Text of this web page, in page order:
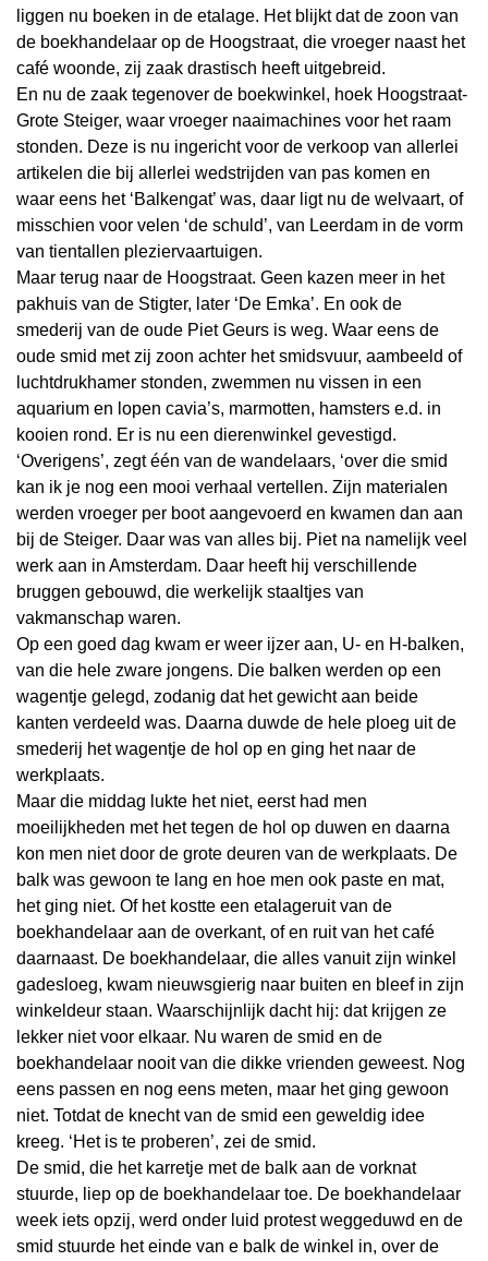
liggen nu boeken in de etalage. Het blijkt dat de zoon van
de boekhandelaar op de Hoogstraat, die vroeger naast het
café woonde, zij zaak drastisch heeft uitgebreid.
En nu de zaak tegenover de boekwinkel, hoek Hoogstraat-
Grote Steiger, waar vroeger naaimachines voor het raam
stonden. Deze is nu ingericht voor de verkoop van allerlei
artikelen die bij allerlei wedstrijden van pas komen en
waar eens het ‘Balkengat’ was, daar ligt nu de welvaart, of
misschien voor velen ‘de schuld’, van Leerdam in de vorm
van tientallen pleziervaartuigen.
Maar terug naar de Hoogstraat. Geen kazen meer in het
pakhuis van de Stigter, later ‘De Emka’. En ook de
smederij van de oude Piet Geurs is weg. Waar eens de
oude smid met zij zoon achter het smidsvuur, aambeeld of
luchtdrukhamer stonden, zwemmen nu vissen in een
aquarium en lopen cavia’s, marmotten, hamsters e.d. in
kooien rond. Er is nu een dierenwinkel gevestigd.
‘Overigens’, zegt één van de wandelaars, ‘over die smid
kan ik je nog een mooi verhaal vertellen. Zijn materialen
werden vroeger per boot aangevoerd en kwamen dan aan
bij de Steiger. Daar was van alles bij. Piet na namelijk veel
werk aan in Amsterdam. Daar heeft hij verschillende
bruggen gebouwd, die werkelijk staaltjes van
vakmanschap waren.
Op een goed dag kwam er weer ijzer aan, U- en H-balken,
van die hele zware jongens. Die balken werden op een
wagentje gelegd, zodanig dat het gewicht aan beide
kanten verdeeld was. Daarna duwde de hele ploeg uit de
smederij het wagentje de hol op en ging het naar de
werkplaats.
Maar die middag lukte het niet, eerst had men
moeilijkheden met het tegen de hol op duwen en daarna
kon men niet door de grote deuren van de werkplaats. De
balk was gewoon te lang en hoe men ook paste en mat,
het ging niet. Of het kostte een etalageruit van de
boekhandelaar aan de overkant, of en ruit van het café
daarnaast. De boekhandelaar, die alles vanuit zijn winkel
gadesloeg, kwam nieuwsgierig naar buiten en bleef in zijn
winkeldeur staan. Waarschijnlijk dacht hij: dat krijgen ze
lekker niet voor elkaar. Nu waren de smid en de
boekhandelaar nooit van die dikke vrienden geweest. Nog
eens passen en nog eens meten, maar het ging gewoon
niet. Totdat de knecht van de smid een geweldig idee
kreeg. ‘Het is te proberen’, zei de smid.
De smid, die het karretje met de balk aan de vorknat
stuurde, liep op de boekhandelaar toe. De boekhandelaar
week iets opzij, werd onder luid protest weggeduwd en de
smid stuurde het einde van e balk de winkel in, over de